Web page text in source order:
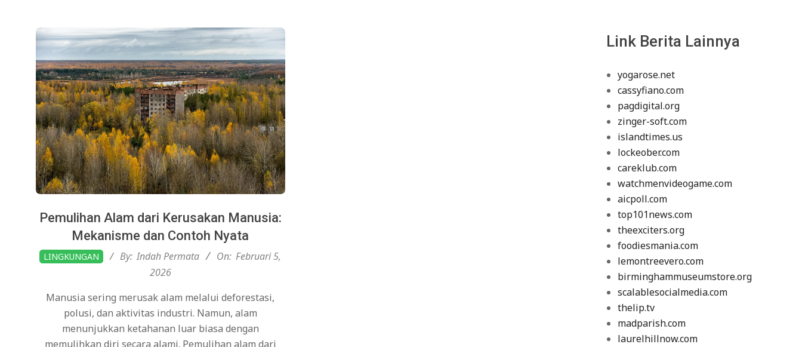
Pemulihan Alam dari Kerusakan Manusia:
Mekanisme dan Contoh Nyata
2026-
02-
LINGKUNGAN By: Indah Permata On: Februari 5,
2026
Manusia sering merusak alam melalui deforestasi,
polusi, dan aktivitas industri. Namun, alam
menunjukkan ketahanan luar biasa dengan
memulihkan diri secara alami. Pemulihan alam dari
Link Berita Lainnya
yogarose.net
cassyfiano.com
pagdigital.org
zinger-soft.com
islandtimes.us
lockeober.com
careklub.com
watchmenvideogame.com
aicpoll.com
top101news.com
theexciters.org
foodiesmania.com
lemontreevero.com
birminghammuseumstore.org
scalablesocialmedia.com
thelip.tv
madparish.com
laurelhillnow.com